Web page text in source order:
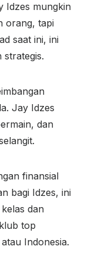
Idzes mungkin
orang, tapi
saat ini, ini
strategis.
Jay Idzes
dan
finansial
bagi Idzes, ini
dan
top
Indonesia.